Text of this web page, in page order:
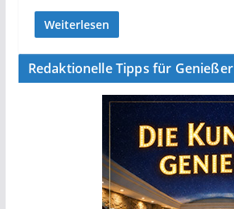
Weiterlesen
Redaktionelle Tipps für Genießer